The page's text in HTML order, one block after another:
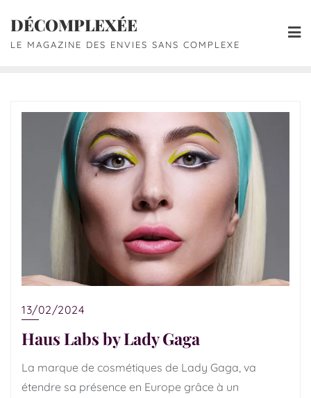
DÉCOMPLEXÉE
LE MAGAZINE DES ENVIES SANS COMPLEXE
13/02/2024
Haus Labs by Lady Gaga
La marque de cosmétiques de Lady Gaga, va
étendre sa présence en Europe grâce à un